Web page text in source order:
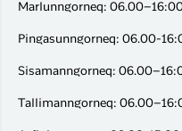
Marlunngorneq:
Pingasunngorneq: 06.00-
Sisamanngorneq:
Tallimanngorneq: